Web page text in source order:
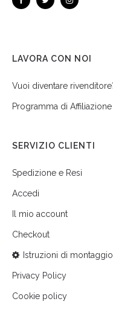
LAVORA CON NOI
Vuoi diventare
Programma di Affiliazione
SERVIZIO CLIENTI
Spedizione e Resi
Accedi
Il mio account
Checkout
Istruzioni di montaggio
Privacy Policy
Cookie policy